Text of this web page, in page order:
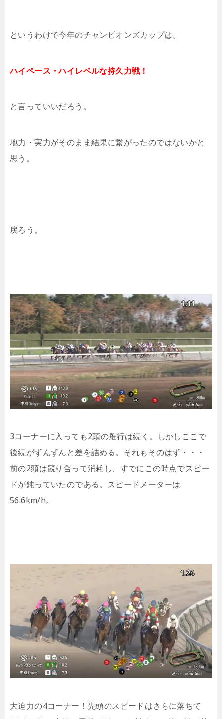
というわけで今年のチャンピオンズカップは、
ハイペース・ハイレベルな持久力戦！
と言っていいだろう。
地力・実力がそのまま結果に繋がったのではないかと
思う。
戻ろう。
3コーナーに入っても2頭の雁行は続く。しかしここで
後続がずんずんと差を詰める。それもそのはず・・・
前の2頭は競り合って消耗し、すでにこの時点でスピー
ドが鈍っていたのである。スピードメーターは
56.6km/h。
大迫力の4コーナー！先頭のスピードはさらに落ちて